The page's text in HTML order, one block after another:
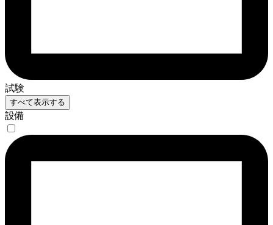
試験
すべて表示する
設備